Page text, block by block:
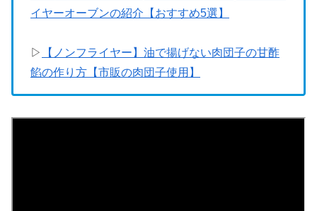
イヤーオーブンの紹介【おすすめ5選】
▷
【ノンフライヤー】油で揚げない肉団子の甘酢
餡の作り方【市販の肉団子使用】